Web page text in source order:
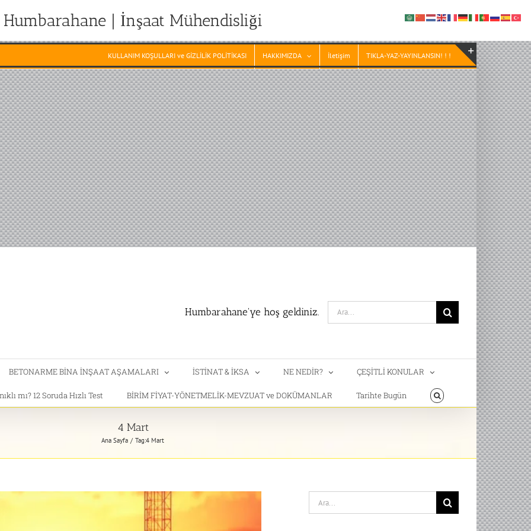
Humbarahane | İnşaat Mühendisliği
KULLANIM KOŞULLARI ve GİZLİLİK POLİTİKASI HAKKIMIZDA İletişim TIKLA-YAZ-YAYINLANSIN! ! !
Humbarahane'ye hoş geldiniz.
Search
for:
BETONARME BİNA İNŞAAT AŞAMALARI İSTİNAT & İKSA NE NEDİR? ÇEŞİTLİ KONULAR
mı? 12 Soruda Hızlı Test BİRİM FİYAT-YÖNETMELİK-MEVZUAT ve DOKÜMANLAR Tarihte Bugün
4 Mart
Ana Sayfa Tag:4 Mart
Search
for:
Toggle
Sliding
Bar
Area